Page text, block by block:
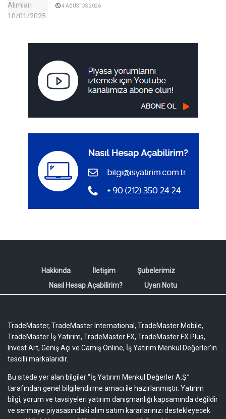
4 AĞUSTOS 2026
Hakkında İletişim
Şubelerimiz
Nasıl Hesap Açabilirim?
Uyarı Notu
TradeMaster, TradeMaster International, TradeMaster Mobile,
TradeMaster İş Yatırım, TradeMaster FX, TradeMaster FX Plus,
Invest Art, Geniş Açı ve Camiş Online, İş Yatırım Menkul Değerler'in
tescilli markalarıdır.
Bu sitede yer alan bilgiler “İş Yatırım Menkul Değerler A.Ş.”
tarafından genel bilgilendirme amacı ile hazırlanmıştır. Yatırım
bilgi, yorum ve tavsiyeleri yatırım danışmanlığı kapsamında değildir
ve sermaye piyasasındaki alım satım kararlarınızı destekleyecek